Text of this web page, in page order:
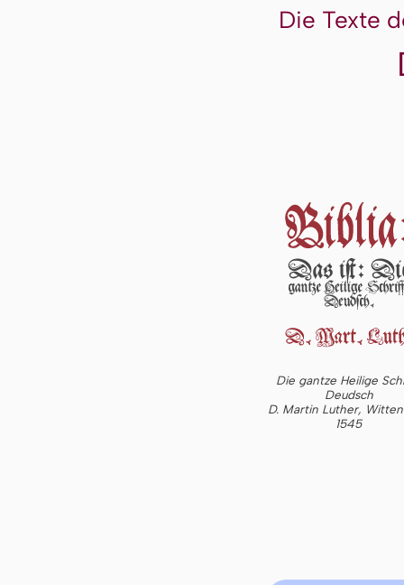
Die Texte
Die gantze Heilige
Deudsch
D. Martin Luther,
1545